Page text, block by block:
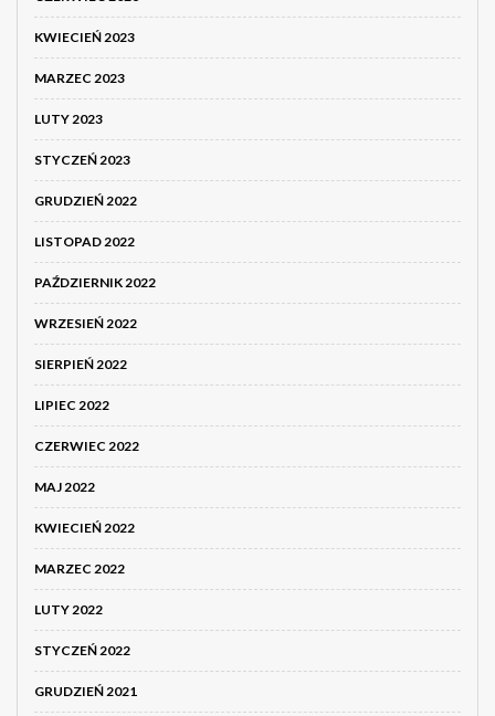
KWIECIEŃ 2023
MARZEC 2023
LUTY 2023
STYCZEŃ 2023
GRUDZIEŃ 2022
LISTOPAD 2022
PAŹDZIERNIK 2022
WRZESIEŃ 2022
SIERPIEŃ 2022
LIPIEC 2022
CZERWIEC 2022
MAJ 2022
KWIECIEŃ 2022
MARZEC 2022
LUTY 2022
STYCZEŃ 2022
GRUDZIEŃ 2021